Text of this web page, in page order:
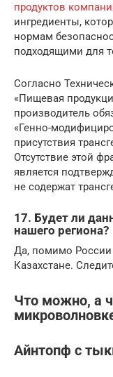
продуктов
ингредиенты,
нормам
подходящими для
Согласно
«Пищевая
производитель
«Генно-
присутствия
Отсутствие этой
является
не содержат
17. Будет ли
нашего региона?
Да, помимо России
Казахстане.
Что можно, а
Айнтопф с